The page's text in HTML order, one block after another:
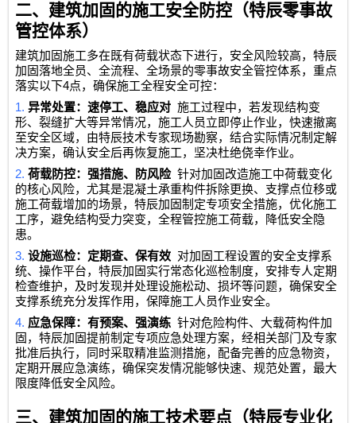
二、建筑加固的施工安全防控（特辰零事故
管控体系）
建筑加固施工多在既有荷载状态下进行，安全风险较高，特辰
加固落地全员、全流程、全场景的零事故安全管控体系，重点
落实以下4点，确保施工全程安全可控：
1.异常处置：速停工、稳应对 施工过程中，若发现结构变
形、裂缝扩大等异常情况，施工人员立即停止作业，快速撤离
至安全区域，由特辰技术专家现场勘察，结合实际情况制定解
决方案，确认安全后再恢复施工，坚决杜绝侥幸作业。
2.荷载防控：强措施、防风险 针对加固改造施工中荷载变化
的核心风险，尤其是混凝土承重构件拆除更换、支撑点位移或
施工荷载增加的场景，特辰加固制定专项安全措施，优化施工
工序，避免结构受力突变，全程管控施工荷载，降低安全隐
患。
3.设施巡检：定期查、保有效 对加固工程设置的安全支撑系
统、操作平台，特辰加固实行常态化巡检制度，安排专人定期
检查维护，及时发现并处理设施松动、损坏等问题，确保安全
支撑系统充分发挥作用，保障施工人员作业安全。
4. 应急保障：有预案、强演练 针对危险构件、大载荷构件加
固，特辰加固提前制定专项应急处理方案，经相关部门及专家
批准后执行，同时采取精准监测措施，配备完善的应急物资，
定期开展应急演练，确保突发情况能够快速、规范处置，最大
限度降低安全风险。
三、建筑加固的施工技术要点（特辰专业化